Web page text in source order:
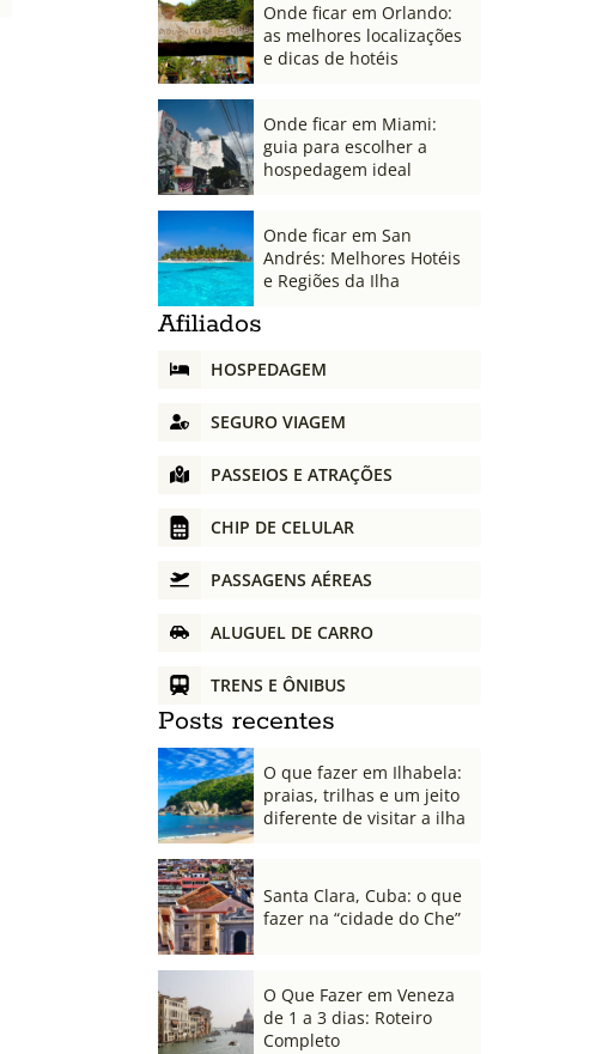
Onde ficar em Orlando:
as melhores localizações
e dicas de hotéis
Onde ficar em Miami:
guia para escolher a
hospedagem ideal
Onde ficar em San
Andrés: Melhores Hotéis
e Regiões da Ilha
Afiliados
HOSPEDAGEM
SEGURO VIAGEM
PASSEIOS E ATRAÇÕES
CHIP DE CELULAR
PASSAGENS AÉREAS
ALUGUEL DE CARRO
TRENS E ÔNIBUS
Posts recentes
O que fazer em Ilhabela:
praias, trilhas e um jeito
diferente de visitar a ilha
Santa Clara, Cuba: o que
fazer na “cidade do Che”
O Que Fazer em Veneza
de 1 a 3 dias: Roteiro
Completo